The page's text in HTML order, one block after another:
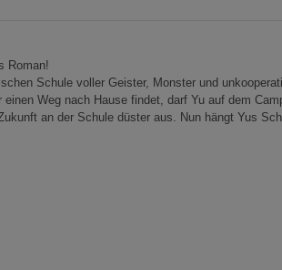
Roman!
Schule voller Geister, Monster und
Weg nach Hause findet, darf Yu auf dem
an der Schule düster aus. Nun hängt Yus